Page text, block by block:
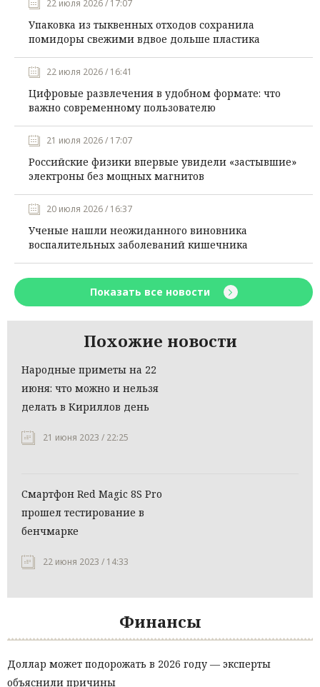
22 июля 2026 / 17:07
Упаковка из тыквенных отходов сохранила
помидоры свежими вдвое дольше пластика
22 июля 2026 / 16:41
Цифровые развлечения в удобном формате: что
важно современному пользователю
21 июля 2026 / 17:07
Российские физики впервые увидели «застывшие»
электроны без мощных магнитов
20 июля 2026 / 16:37
Ученые нашли неожиданного виновника
воспалительных заболеваний кишечника
Показать все новости
Похожие новости
Народные приметы на 22
июня: что можно и нельзя
делать в Кириллов день
21 июня 2023 / 22:25
Смартфон Red Magic 8S Pro
прошел тестирование в
бенчмарке
22 июня 2023 / 14:33
Финансы
Доллар может подорожать в 2026 году — эксперты
объяснили причины